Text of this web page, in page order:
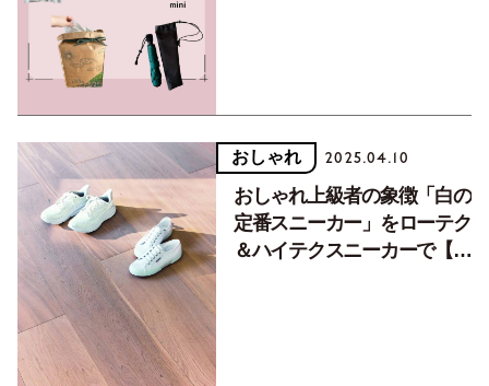
おしゃれ 2025.04.10
おしゃれ上級者の象徴「白の
定番スニーカー」をローテク
＆ハイテクスニーカーで【マ